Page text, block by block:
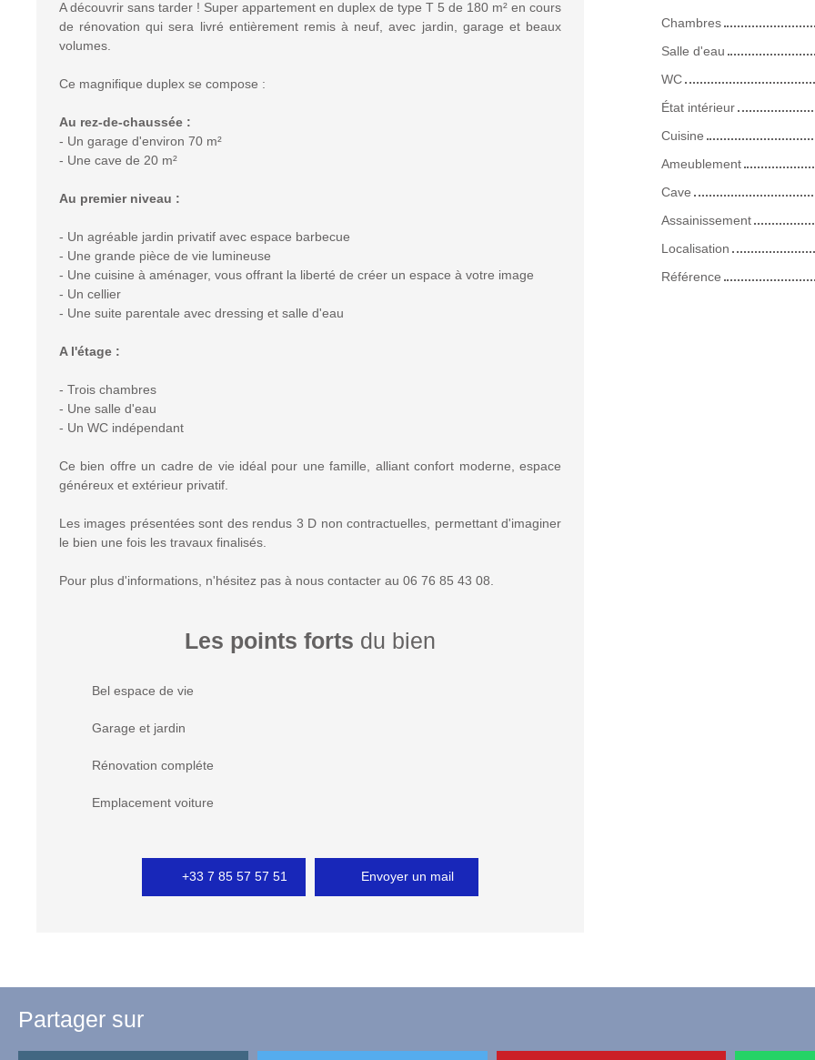
A découvrir sans tarder ! Super appartement en duplex de type T 5 de 180 m² en cours
de rénovation qui sera livré entièrement remis à neuf, avec jardin, garage et beaux
volumes.
Ce magnifique duplex se compose :
Au rez-de-chaussée :
- Un garage d'environ 70 m²
- Une cave de 20 m²
Au premier niveau :
- Un agréable jardin privatif avec espace barbecue
- Une grande pièce de vie lumineuse
- Une cuisine à aménager, vous offrant la liberté de créer un espace à votre image
- Un cellier
- Une suite parentale avec dressing et salle d'eau
A l'étage :
- Trois chambres
- Une salle d'eau
- Un WC indépendant
Ce bien offre un cadre de vie idéal pour une famille, alliant confort moderne, espace
généreux et extérieur privatif.
Les images présentées sont des rendus 3 D non contractuelles, permettant d'imaginer
le bien une fois les travaux finalisés.
Pour plus d'informations, n'hésitez pas à nous contacter au 06 76 85 43 08.
Les points forts du bien
Bel espace de vie
Garage et jardin
Rénovation compléte
Emplacement voiture
+33 7 85 57 57 51 Envoyer un mail
Chambres
Salle d'eau
WC
État intérieur
Cuisine
Ameublement
Cave
Assainissement
Localisation
Référence
Partager sur